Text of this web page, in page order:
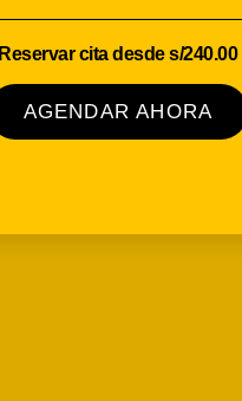
Reservar cita desde s/240.00
AGENDAR AHORA